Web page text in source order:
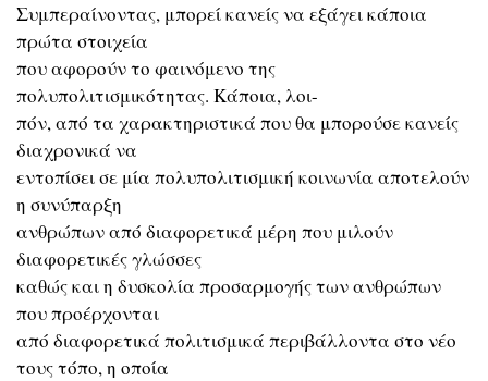
Συμπεραίνοντας, μπορεί κανείς να εξάγει κάποια
πρώτα στοιχεία
που αφορούν το φαινόμενο της
πολυπολιτισμικότητας. Κάποια, λοι-
πόν, από τα χαρακτηριστικά που θα μπορούσε κανείς
διαχρονικά να
εντοπίσει σε μία πολυπολιτισμική κοινωνία αποτελούν
η συνύπαρξη
ανθρώπων από διαφορετικά μέρη που μιλούν
διαφορετικές γλώσσες
καθώς και η δυσκολία προσαρμογής των ανθρώπων
που προέρχονται
από διαφορετικά πολιτισμικά περιβάλλοντα στο νέο
τους τόπο, η οποία